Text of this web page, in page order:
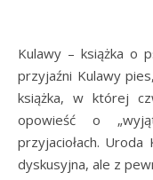
Kulawy – książka o psach dla dzieci, która uczy odwagi i
przyjaźni Kulawy
książka, w której
opowieść o
przyjaciołach.
dyskusyjna, ale z